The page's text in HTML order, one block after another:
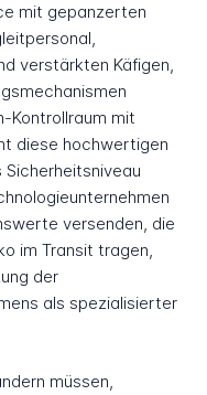
mit gepanzerten
verstärkten Käfigen,
Kontrollraum mit
diese hochwertigen
Sicherheitsniveau
versenden, die
im Transit tragen,
der
als spezialisierter
müssen,